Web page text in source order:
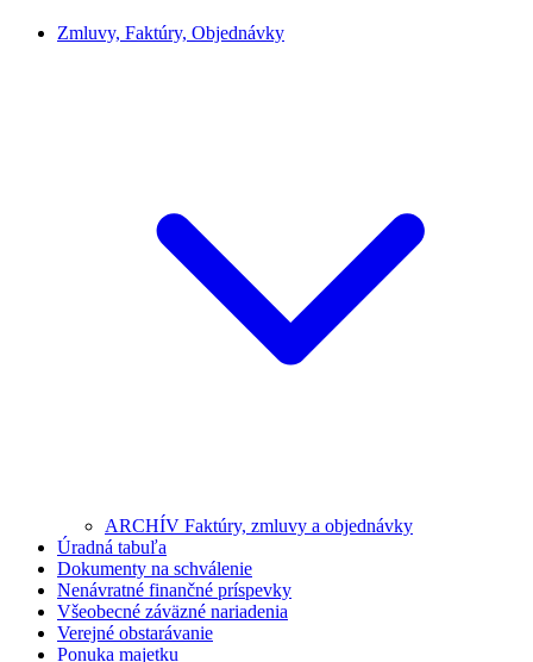
Zmluvy, Faktúry, Objednávky
ARCHÍV Faktúry, zmluvy a objednávky
Úradná tabuľa
Dokumenty na schválenie
Nenávratné finančné príspevky
Všeobecné záväzné nariadenia
Verejné obstarávanie
Ponuka majetku